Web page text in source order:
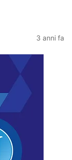
3 anni fa